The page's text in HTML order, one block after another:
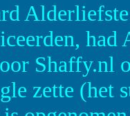
had
Shaffy.nl
zette (het